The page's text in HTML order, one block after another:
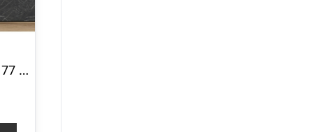
FUNZI LIVING 3177 garderobeskab, 2 skydelåger, 2 bøjlestænger, 2 skuffer – natur/sort melamin